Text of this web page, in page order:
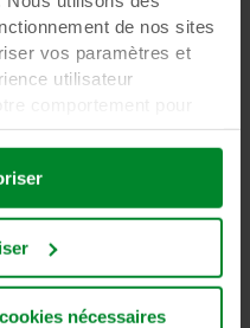
de nos sites
vos paramètres et
utilisateur
») et cibler notre
réseaux sociaux et les
votre comportement
Les informations sur
de publicité et
peuvent
informations qui
nécessaires
plus
de laine
propriétés de
des solutions
d'application, y